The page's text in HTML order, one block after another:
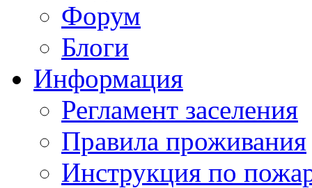
Форум
Блоги
Информация
Регламент заселения
Правила проживания
Инструкция по